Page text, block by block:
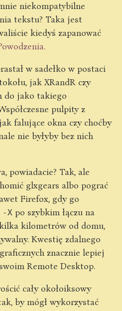
niekompatybilne
tekstu? Taka jest
kiedyś zapanować
w sadełko w postaci
jak XRandR czy
do jako takiego
pulpity z
falujące okna czy choćby
nie byłyby bez nich
powiadacie? Tak, ale
glxgears albo pograć
Firefox, gdy go
-X po szybkim łączu na
kilometrów od domu,
Kwestię zdalnego
znacznie lepiej
Remote Desktop.
cały okołoiksowy
by mógł wykorzystać